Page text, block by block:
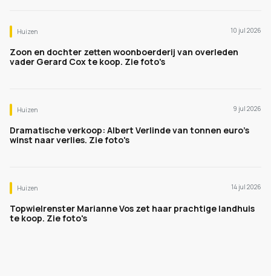
Huizen 10 jul 2026
Zoon en dochter zetten woonboerderij van overleden
vader Gerard Cox te koop. Zie foto's
Huizen 9 jul 2026
Dramatische verkoop: Albert Verlinde van tonnen euro's
winst naar verlies. Zie foto's
Huizen 14 jul 2026
Topwielrenster Marianne Vos zet haar prachtige landhuis
te koop. Zie foto's